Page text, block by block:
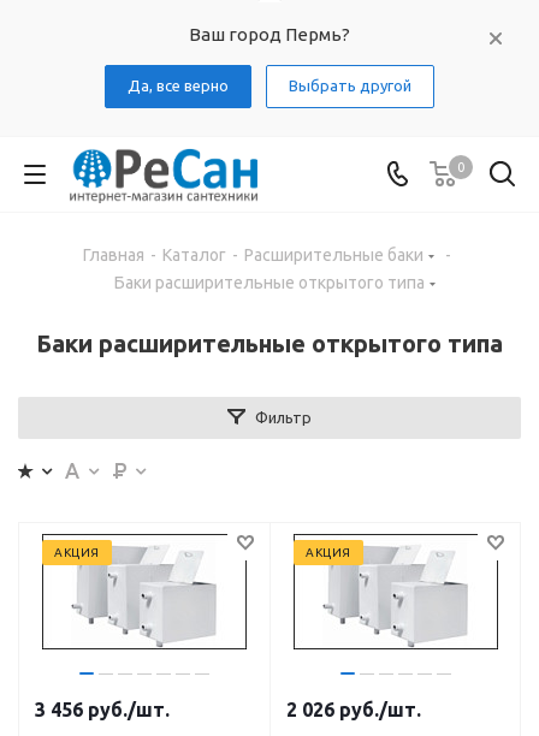
Ваш город Пермь?
Да, все верно Выбрать другой
0
Главная - Каталог - Расширительные баки
-
Баки расширительные открытого типа
Баки расширительные открытого типа
Фильтр
АКЦИЯ
3 456 руб./шт.
АКЦИЯ
2 026 руб./шт.